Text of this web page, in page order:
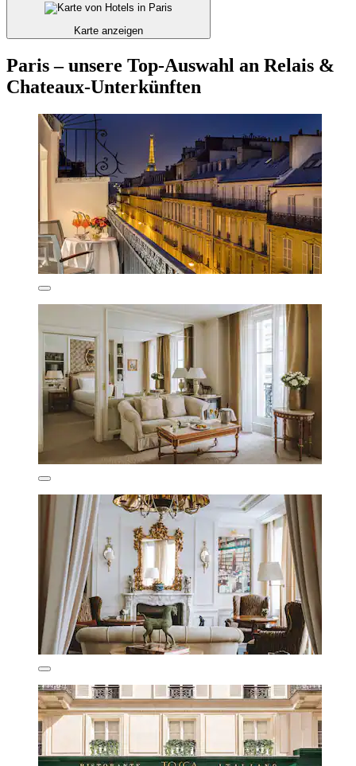
Karte anzeigen
Paris – unsere Top-Auswahl an Relais &
Chateaux-Unterkünften